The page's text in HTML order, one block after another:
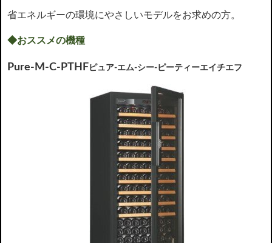
省エネルギーの環境にやさしいモデルをお求めの方。
◆おススメの機種
Pure-M-C-PTHFピュア‐エム‐シー‐ピーティーエイチエフ